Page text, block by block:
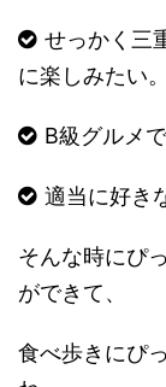
せっかく三
に楽しみたい。
B級グルメ
適当に好き
そんな時にぴ
ができて、
食べ歩きにぴ